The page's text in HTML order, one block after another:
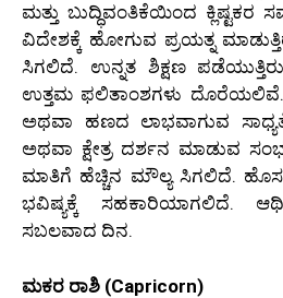
ಮತ್ತು ಬುದ್ಧಿವಂತಿಕೆಯಿಂದ ಕ್ಲಿಷ್ಟಕರ
ವಿದೇಶಕ್ಕೆ ಹೋಗುವ ಪ್ರಯತ್ನ
ಸಿಗಲಿದೆ. ಉನ್ನತ ಶಿಕ್ಷಣ
ಉತ್ತಮ ಫಲಿತಾಂಶಗಳು
ಅಥವಾ ಹಣದ ಲಾಭವಾಗುವ
ಅಥವಾ ಕ್ಷೇತ್ರ ದರ್ಶನ ಮಾಡುವ
ಮಾತಿಗೆ ಹೆಚ್ಚಿನ ಮೌಲ್ಯ ಸಿಗಲಿದೆ.
ಭವಿಷ್ಯಕ್ಕೆ ಸಹಕಾರಿಯಾಗಲಿದೆ.
ಸಬಲವಾದ ದಿನ.
ಮಕರ ರಾಶಿ (Capricorn)